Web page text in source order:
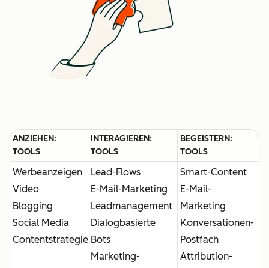
ANZIEHEN:
TOOLS
INTERAGIEREN:
TOOLS
BEGEISTERN:
TOOLS
Werbeanzeigen
Video
Blogging
Social Media
Contentstrategie
Lead-Flows
E-Mail-Marketing
Leadmanagement
Dialogbasierte
Bots
Marketing-
Smart-Content
E-Mail-
Marketing
Konversationen-
Postfach
Attribution-